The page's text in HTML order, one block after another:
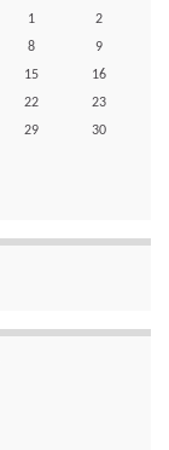
1
2
8
9
15
16
22
23
29
30